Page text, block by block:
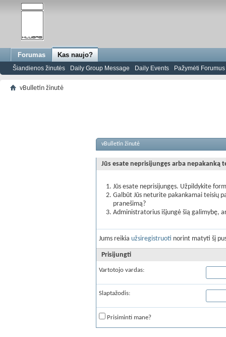
Forumas Kas naujo?
Šiandienos žinutės Daily Group Message Daily Events Pažymėti
vBulletin žinutė
vBulletin žinutė
Jūs esate neprisijungęs arba nepakanką
Jūs esate neprisijungęs. Užpildykite
Galbūt Jūs neturite pakankamai teisių
pranešimą?
Administratorius išjungė šią galimybę,
Jums reikia užsiregistruoti norint matyti šį
Prisijungti
Vartotojo vardas:
Slaptažodis:
Prisiminti mane?